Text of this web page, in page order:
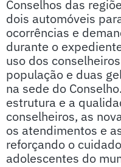
Conselhos das
dois automóveis
ocorrências e
durante o
uso dos
população e duas
na sede do
estrutura e a
conselheiros, as
os atendimentos e
reforçando o
adolescentes do